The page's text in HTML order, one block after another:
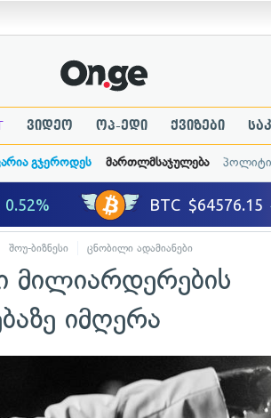
ვიდეო ოპ-ედი ქვიზები
გჯეროდეს მართლმსაჯულება
შოუ-ბიზნესი ცნობილი ადამიანები
მილიარდერების
იმღერა